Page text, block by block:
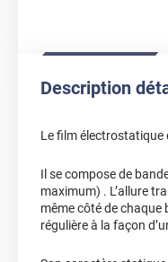
Facilités commandé
Les effets sont
*****Il y a
La méthode de
la gueule"
une adhérence
Description
Le film électrostatique
Il se compose de
maximum) . L’allure
même côté de chaque
régulière à la façon